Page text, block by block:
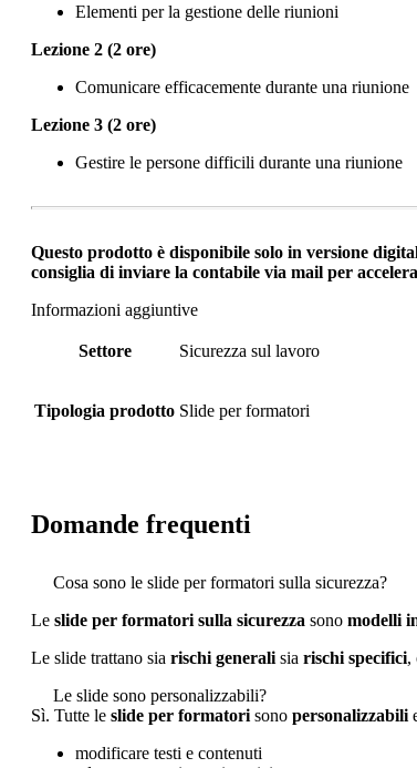
Elementi per la gestione delle riunioni
Lezione 2 (2 ore)
Comunicare efficacemente durante una riunione
Lezione 3 (2 ore)
Gestire le persone difficili durante una riunione
Questo prodotto è disponibile solo in versione
consiglia di inviare la contabile via mail per
Informazioni aggiuntive
Settore Sicurezza sul lavoro
Tipologia prodotto Slide per formatori
Domande frequenti
Cosa sono le slide per formatori sulla sicurezza?
Le slide per formatori sulla sicurezza sono modelli
Le slide trattano sia rischi generali sia rischi specifici,
Le slide sono personalizzabili?
Sì. Tutte le slide per formatori sono personalizzabili
modificare testi e contenuti